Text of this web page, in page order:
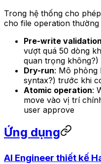
Trong hệ thống cho
cho file operation thường
Pre-write validation
vượt quá 50 dòng
quan trọng không?)
Dry-run: Mô phỏng
syntax?) trước khi
Atomic operation:
move vào vị trí
user approve
Ứng dụng
AI Engineer thiết kế